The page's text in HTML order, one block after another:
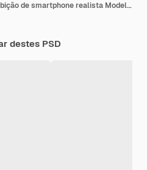
Tela de dispositivo de exibição de smartphone realista Modelo para infográficos ou apresentação interface de design UIUX renderização em 3D
destes PSD